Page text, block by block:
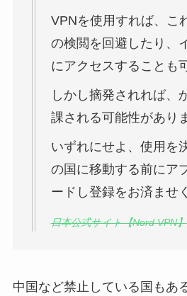
VPNを使用すれば、こ
の検閲を回避したり、
にアクセスすることも
しかし摘発されれば、
課される可能性があり
いずれにせよ、使用を
の国に移動する前にア
ードし登録をお済ませ
日本公式サイト【Nord VPN】
中国など禁止している国もあ